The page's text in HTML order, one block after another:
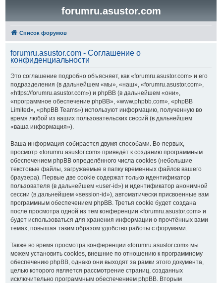
forumru.asustor.com
Список форумов
forumru.asustor.com - Соглашение о
конфиденциальности
Это соглашение подробно объясняет, как «forumru.asustor.com» и его
подразделения (в дальнейшем «мы», «наш», «forumru.asustor.com»,
«https://forumru.asustor.com») и phpBB (в дальнейшем «они»,
«программное обеспечение phpBB», «www.phpbb.com», «phpBB
Limited», «phpBB Teams») используют информацию, полученную во
время любой из ваших пользовательских сессий (в дальнейшем
«ваша информация»).
Ваша информация собирается двумя способами. Во-первых,
просмотр «forumru.asustor.com» приведёт к созданию программным
обеспечением phpBB определённого числа cookies (небольшие
текстовые файлы, загружаемые в папку временных файлов вашего
браузера). Первые две cookie содержат только идентификатор
пользователя (в дальнейшем «user-id») и идентификатор анонимной
сессии (в дальнейшем «session-id»), автоматически присвоенные вам
программным обеспечением phpBB. Третья cookie будет создана
после просмотра одной из тем конференции «forumru.asustor.com» и
будет использоваться для хранения информации о прочтённых вами
темах, повышая таким образом удобство работы с форумами.
Также во время просмотра конференции «forumru.asustor.com» мы
можем установить cookies, внешние по отношению к программному
обеспечению phpBB, однако они выходят за рамки этого документа,
целью которого является рассмотрение страниц, созданных
исключительно программным обеспечением phpBB. Вторым